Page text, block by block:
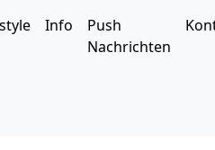
Info
Push
Nachrichten